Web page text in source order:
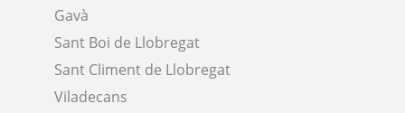
Gavà
Sant Boi de Llobregat
Sant Climent de Llobregat
Viladecans